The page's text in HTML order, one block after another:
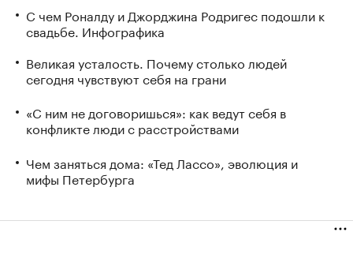
С чем Роналду и Джорджина Родригес подошли к
свадьбе. Инфографика
Великая усталость. Почему столько людей
сегодня чувствуют себя на грани
«С ним не договоришься»: как ведут себя в
конфликте люди с расстройствами
Чем заняться дома: «Тед Лассо», эволюция и
мифы Петербурга